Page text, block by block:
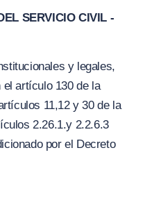
SERVICIO CIVIL -
y legales,
artículo 130 de la
11,12 y 30 de la
2.26.1.y 2.2.6.3
por el Decreto